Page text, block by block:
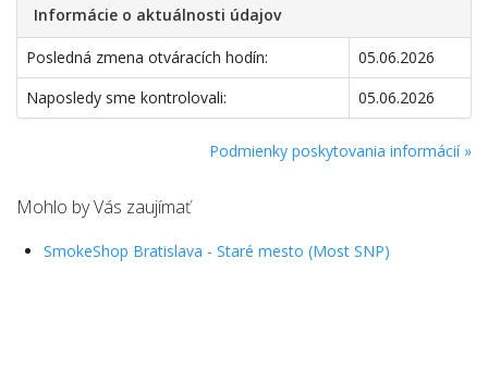
Informácie o aktuálnosti údajov
Posledná zmena otváracích hodín:
05.06.2026
Naposledy sme kontrolovali:
05.06.2026
Podmienky poskytovania informácií »
Mohlo by Vás zaujímať
SmokeShop Bratislava - Staré mesto (Most SNP)